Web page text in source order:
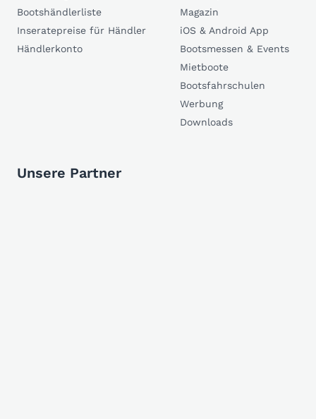
Bootshändlerliste
Inseratepreise für Händler
Händlerkonto
Magazin
iOS & Android App
Bootsmessen & Events
Mietboote
Bootsfahrschulen
Werbung
Downloads
Unsere Partner